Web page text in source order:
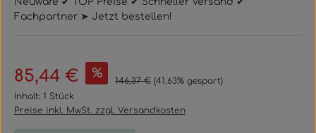
Fachpartner ➤ Jetzt bestellen!
Verkaufspreis:
85,44 € % Regulärer Preis:
146,37 € (41.63% gespart)
Inhalt: 1 Stück
Preise inkl. MwSt. zzgl. Versandkosten